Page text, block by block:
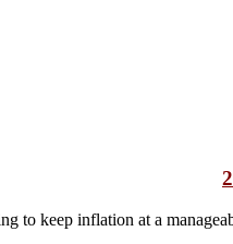
to keep inflation at a